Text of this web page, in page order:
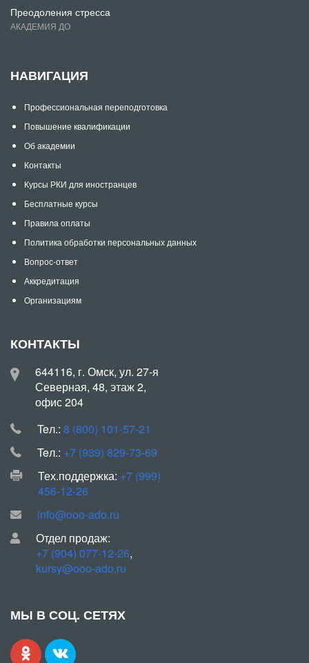
Преодоления стресса
АКАДЕМИЯ ДО
НАВИГАЦИЯ
Профессиональная переподготовка
Повышение квалификации
Об академии
Контакты
Курсы РКИ для иностранцев
Бесплатные курсы
Правила оплаты
Политика обработки персональных данных
Вопрос-ответ
Аккредитация
Организациям
КОНТАКТЫ
644116, г. Омск, ул. 27-я
Северная, 48, этаж 2,
офис 204
Teл.: 8 (800) 101-57-21
Teл.: +7 (939) 829-73-69
Тех.поддержка: +7 (999)
456-12-26
info@ooo-ado.ru
Отдел продаж:
+7 (904) 077-12-26,
kursy@ooo-ado.ru
МЫ В СОЦ. СЕТЯХ